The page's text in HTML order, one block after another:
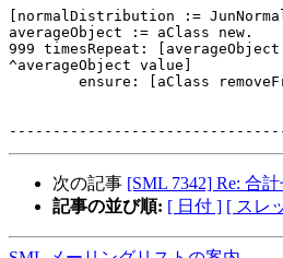
[normalDistribution :=
averageObject := aClass new.
999 timesRepeat:
^averageObject value]
ensure: [aClass
次の記事 [SML 7342] Re: 合
記事の並び順: [ 日付 ] [ スレ